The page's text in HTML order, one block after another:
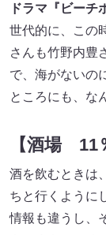
ドラマ『ビーチ
世代的に、この
さんも竹野内豊
で、海がないの
ところにも、な
【酒場 11
酒を飲むときは
ちと行くように
情報も違うし、